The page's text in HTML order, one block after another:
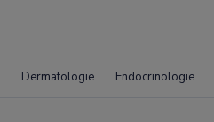
Dermatologie Endocrinologie